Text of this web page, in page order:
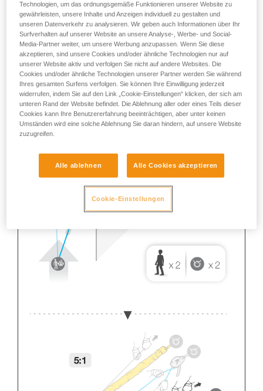
Technologien, um das ordnungsgemäße Funktionieren unserer Website zu
gewährleisten, unsere Inhalte und Anzeigen individuell zu gestalten und
unseren Datenverkehr zu analysieren. Wir geben auch Informationen über Ihr
Surfverhalten auf unserer Website an unsere Analyse-, Werbe- und Social-
Media-Partner weiter, um unsere Werbung anzupassen. Wenn Sie diese
akzeptieren, sind unsere Cookies und/oder ähnliche Technologien nur auf
unserer Website aktiv und verfolgen Sie nicht auf andere Websites. Die
Cookies und/oder ähnliche Technologien unserer Partner werden Sie während
Ihres gesamten Surfens verfolgen. Sie können Ihre Einwilligung jederzeit
widerrufen, indem Sie auf den Link „Cookie-Einstellungen“ klicken, der sich am
unteren Rand der Website befindet. Die Ablehnung aller oder eines Teils dieser
Cookies kann Ihre Benutzererfahrung beeinträchtigen, aber unter keinen
Umständen wird eine solche Ablehnung Sie daran hindern, auf unsere Website
zuzugreifen.
Alle ablehnen Alle Cookies akzeptieren
Cookie-Einstellungen